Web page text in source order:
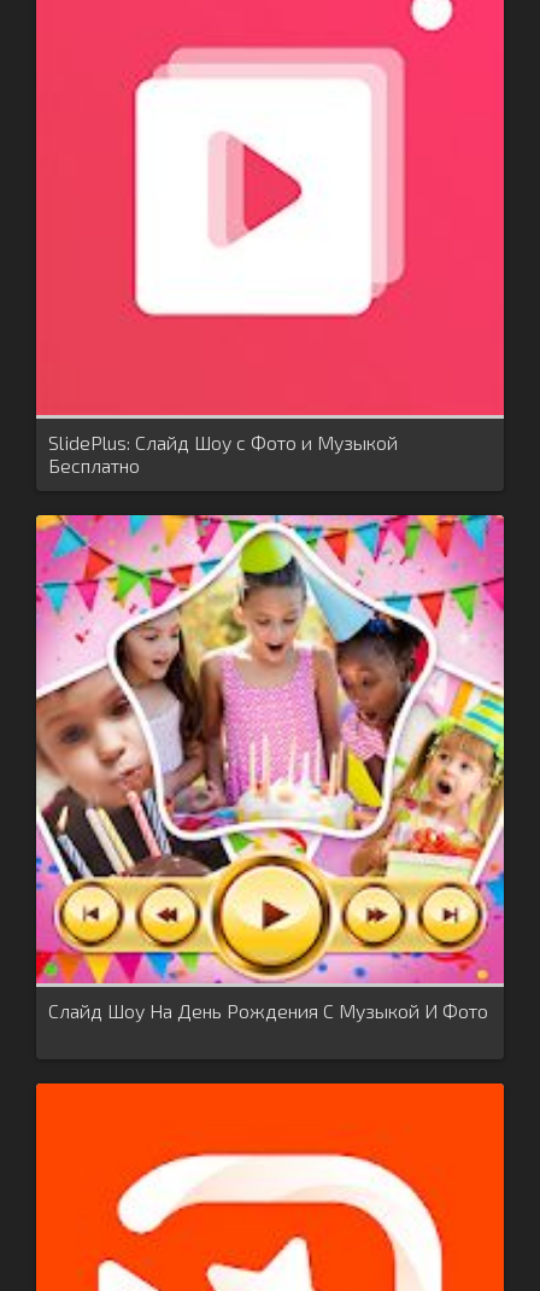
SlidePlus: Слайд Шоу с Фото и Музыкой
Бесплатно
Слайд Шоу На День Рождения С Музыкой И Фото